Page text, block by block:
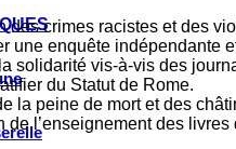
des crimes racistes et des
une enquête indépendante
solidarité vis-à-vis des
du Statut de Rome.
la peine de mort et des
de l’enseignement des